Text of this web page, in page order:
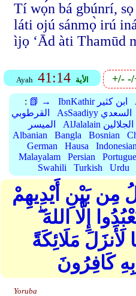
Tí wọ́n bá gbúnrí,
láti ojú sánmọ̀ irú
ìjọ ‘Ād àti Thamūd
Ayah 41:14 الأية +/-
: 📗 → IbnKathir ابن كثير
القرطوبي
AsSaadiyy السعدي
الميسر
AlJalalain الجلالين
Albanian
Bangla Bosnian
German
Hausa Indonesian
Malayalam
Persian
Swahili
Turkish Urdu
مِن بَيْنِ أَيْدِيهِمْ
إِلَّا اللهَ
لَأَنزَلَ مَلَائِكَةً
كَافِرُونَ
Yoruba